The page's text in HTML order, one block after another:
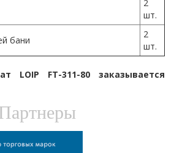
2
шт.
бани
2
шт.
LOIP FT-311-80 заказывается